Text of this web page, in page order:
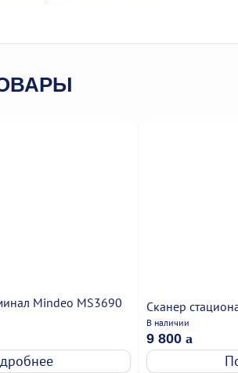
Mindeo MS3690
Сканер
В наличии
9 800 a